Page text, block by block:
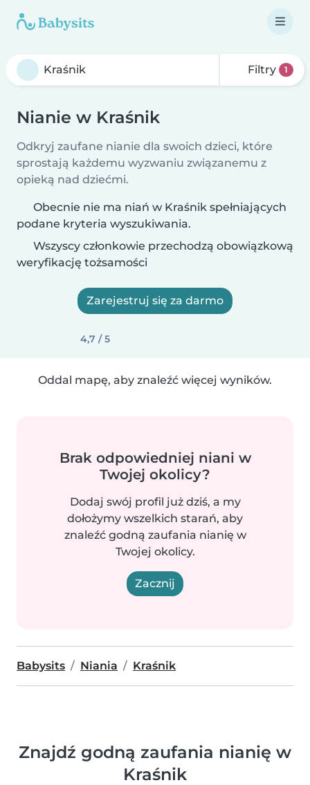
Filtry 1
Nianie w Kraśnik
Odkryj zaufane nianie dla swoich dzieci, które
sprostają każdemu wyzwaniu związanemu z
opieką nad dziećmi.
Obecnie nie ma niań w Kraśnik spełniających
podane kryteria wyszukiwania.
Wszyscy członkowie przechodzą obowiązkową
weryfikację tożsamości
Zarejestruj się za darmo
4,7 / 5
Oddal mapę, aby znaleźć więcej wyników.
Brak odpowiedniej niani w
Twojej okolicy?
Dodaj swój profil już dziś, a my
dołożymy wszelkich starań, aby
znaleźć godną zaufania nianię w
Twojej okolicy.
Zacznij
Babysits Niania Kraśnik
Znajdź godną zaufania nianię w
Kraśnik